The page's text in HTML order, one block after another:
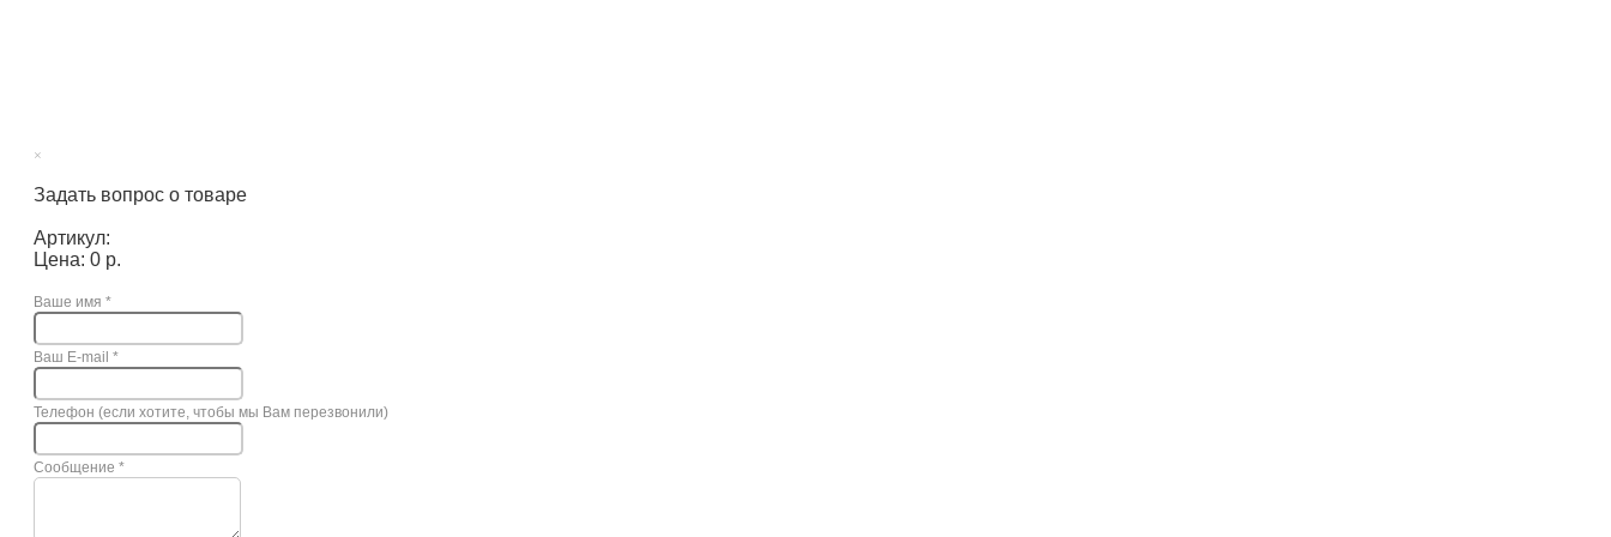
×
Задать вопрос о товаре
Артикул:
Цена: 0 р.
Ваше имя *
Ваш E-mail *
Телефон (если хотите, чтобы мы Вам перезвонили)
Сообщение *